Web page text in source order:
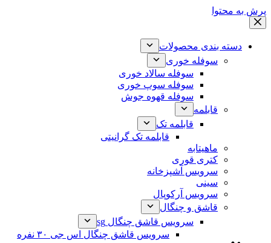
پرش به محتوا
دسته بندی محصولات
سوفله خوری
سوفله سالاد خوری
سوفله سوپ خوری
سوفله قهوه جوش
قابلمه
قابلمه تک
قابلمه تک گرانیتی
ماهیتابه
کتری قوری
سرویس آشپزخانه
سینی
سرویس آرکوپال
قاشق و چنگال
سرویس قاشق چنگال sg
سرویس قاشق چنگال اس جی ۳۰ نفره